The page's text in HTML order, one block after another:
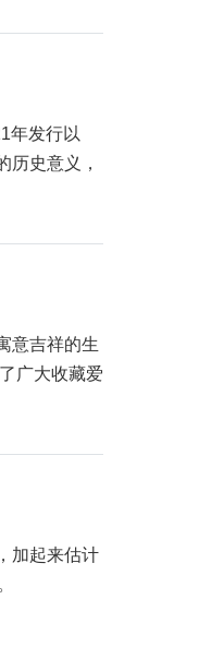
年发行以
历史意义，
意吉祥的生
广大收藏爱
加起来估计